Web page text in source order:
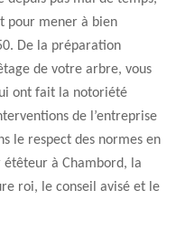
pour mener à bien
De la préparation
de votre arbre, vous
ont fait la notoriété
de l’entreprise
le respect des normes en
à Chambord, la
roi, le conseil avisé et le